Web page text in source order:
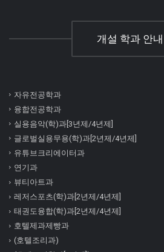
개설 학과 안내
자유전공학과
융합전공학과
실용음악(학)과[3년제/4년제]
글로벌실용무용(학)과[2년제/4년제]
유튜브크리에이터과
연기과
뷰티아트과
레저스포츠(학)과[2년제/4년제]
태권도융합(학)과[2년제/4년제]
호텔제과제빵과
(호텔조리과)